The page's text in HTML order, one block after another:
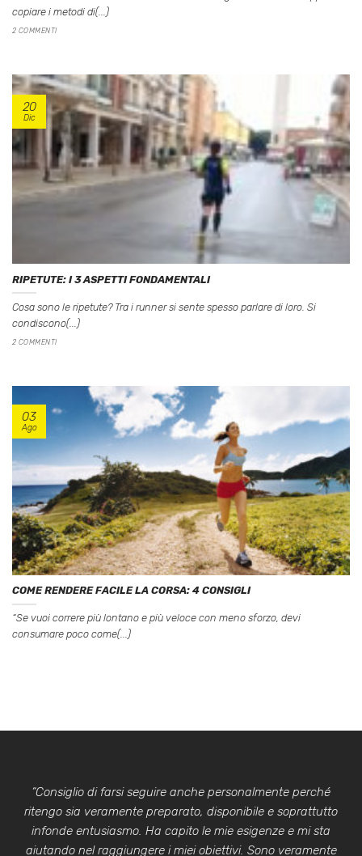
copiare i metodi di(...)
2 COMMENTI
RIPETUTE: I 3 ASPETTI FONDAMENTALI
Cosa sono le ripetute? Tra i runner si sente spesso parlare di loro. Si
condiscono(...)
2 COMMENTI
20
Dic
COME RENDERE FACILE LA CORSA: 4 CONSIGLI
“Se vuoi correre più lontano e più veloce con meno sforzo, devi
consumare poco come(...)
03
Ago
“Consiglio di farsi seguire anche personalmente perché
ritengo sia veramente preparato, disponibile e soprattutto
infonde entusiasmo. Ha capito le mie esigenze e mi sta
aiutando nel raggiungere i miei obiettivi. Sono veramente